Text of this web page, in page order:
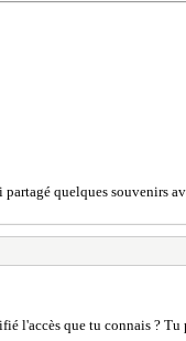
quelques souvenirs
l'accès que tu connais ? Tu